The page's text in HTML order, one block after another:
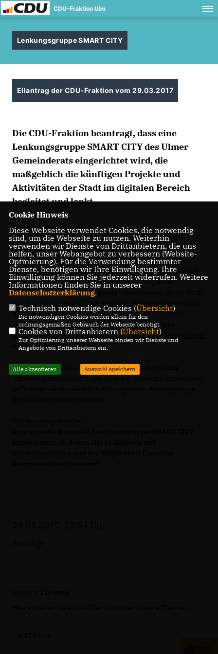
CDU-Fraktion Ulm
Lenkungsgruppe SMART CITY
Eilantrag der CDU-Fraktion vom 29.03.2017
Die CDU-Fraktion beantragt, dass eine
Lenkungsgruppe SMART CITY des Ulmer
Gemeinderats eingerichtet wird, die
maßgeblich die künftigen Projekte und
Aktivitäten der Stadt im digitalen Bereich
begleitet und lenkt.
Der Antrag im Wortlaut:
"Sehr geehrter Herr Oberbürgermeister,
mit dem Antrag einen Masterplan für eine smart city auch
operativ am 29.03.2017 über die Einrichtung einer
Geschäftsstelle „Digitale Agenda“ umzusetzen, ist die Stadt
auf dem richtigen Weg. Wir sind der Meinung, dass bereits
die Steuerung, der in der Beschlussvorlage GD 125/17
genannten Projekte und Aktivitäten, eine stärkere
Begleitung durch die Verwaltung als auch den Gemeinderat
erfahren sollte.
Die Beteiligung des Gemeinderats an der Schaffung
Cookie Hinweis
Diese Webseite verwendet Cookies, die notwendig
sind, um die Webseite zu nutzen. Weiterhin
verwenden wir Dienste von Drittanbietern, die uns
helfen, unser Webangebot zu verbessern (Website-
Optmierung). Für die Verwendung bestimmter
Dienste, benötigen wir Ihre Einwilligung. Ihre
Einwilligung können Sie jederzeit widerrufen. Weitere
Informationen finden Sie in unserer
Datenschutzerklärung.
Technisch notwendige Cookies (Übersicht)
Die notwendigen Cookies werden allein für den
ordnungsgemäßen Gebrauch der Webseite benötigt.
Cookies von Drittanbietern (Übersicht)
Zur Optimierung unserer Webseite binden wir Dienste und
Angebote von Drittanbietern ein.
Alle akzeptieren Auswahl speichern